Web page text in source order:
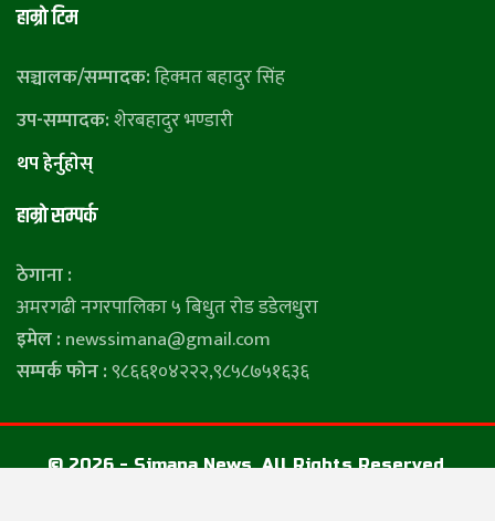
हाम्राे टिम
सञ्चालक/सम्पादक:हिक्मत बहादुर सिंह
उप-सम्पादक:शेरबहादुर भण्डारी
थप हेर्नुहाेस्
हाम्राे सम्पर्क
ठेगाना :
अमरगढी नगरपालिका ५ बिधुत रोड डडेलधुरा
इमेल : newssimana@gmail.com
सम्पर्क फोन :९८६६१०४२२२,९८५८७५१६३६
© 2026 - Simana News. All Rights Reserved.